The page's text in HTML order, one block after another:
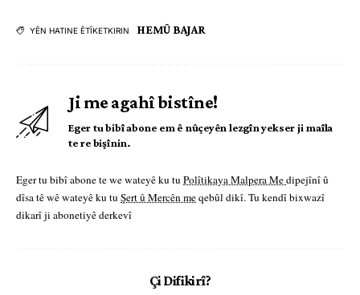
YÊN HATINE ÊTÎKETKIRIN HEMÛ BAJAR
Ji me agahî bistîne!
Eger tu bibî abone em ê nûçeyên lezgîn yekser ji maîla
te re bişînin.
Eger tu bibî abone te we wateyê ku tu Polîtikaya Malpera Medipejînî û
dîsa tê wê wateyê ku tu Şert û Mercên meqebûl dikî. Tu kendî bixwazî
dikarî ji abonetiyê derkevî
Çi Difikirî?